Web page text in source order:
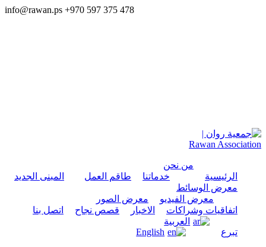
info@rawan.ps +970 597 375 478
الرئيسية
من نحن
خدماتنا
طاقم العمل
المبنى الجديد
معرض الوسائط
معرض الفيديو
معرض الصور
اتفاقيات وشراكات
الاخبار قصص نجاح اتصل بنا
تبرع
العربية
English